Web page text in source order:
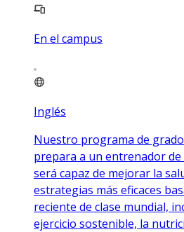
En el campus
Inglés
Nuestro programa de
prepara a un entrenador
será capaz de mejorar la
estrategias más eficaces
reciente de clase mundial,
ejercicio sostenible, la